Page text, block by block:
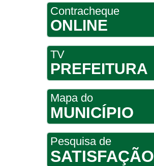
Contracheque
ONLINE
TV
PREFEITURA
Mapa do
MUNICÍPIO
Pesquisa de
SATISFAÇÃO